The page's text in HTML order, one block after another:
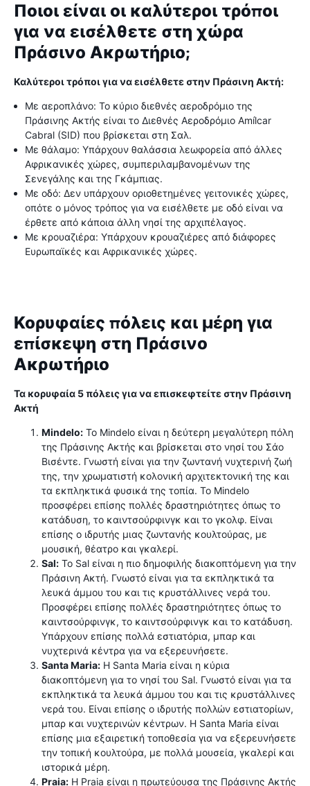
Ποιοι είναι οι καλύτεροι τρόποι
για να εισέλθετε στη χώρα
Πράσινο Ακρωτήριο;
Καλύτεροι τρόποι για να εισέλθετε στην Πράσινη Ακτή:
Με αεροπλάνο: Το κύριο διεθνές αεροδρόμιο της
Πράσινης Ακτής είναι το Διεθνές Αεροδρόμιο Amílcar
Cabral (SID) που βρίσκεται στη Σαλ.
Με θάλαμο: Υπάρχουν θαλάσσια λεωφορεία από άλλες
Αφρικανικές χώρες, συμπεριλαμβανομένων της
Σενεγάλης και της Γκάμπιας.
Με οδό: Δεν υπάρχουν οριοθετημένες γειτονικές χώρες,
οπότε ο μόνος τρόπος για να εισέλθετε με οδό είναι να
έρθετε από κάποια άλλη νησί της αρχιπέλαγος.
Με κρουαζιέρα: Υπάρχουν κρουαζιέρες από διάφορες
Ευρωπαϊκές και Αφρικανικές χώρες.
Κορυφαίες πόλεις και μέρη για
επίσκεψη στη Πράσινο
Ακρωτήριο
Τα κορυφαία 5 πόλεις για να επισκεφτείτε στην Πράσινη
Ακτή
Mindelo: Το Mindelo είναι η δεύτερη μεγαλύτερη πόλη
της Πράσινης Ακτής και βρίσκεται στο νησί του Σάο
Βισέντε. Γνωστή είναι για την ζωντανή νυχτερινή ζωή
της, την χρωματιστή κολονική αρχιτεκτονική της και
τα εκπληκτικά φυσικά της τοπία. Το Mindelo
προσφέρει επίσης πολλές δραστηριότητες όπως το
κατάδυση, το καιντσούρφινγκ και το γκολφ. Είναι
επίσης ο ιδρυτής μιας ζωντανής κουλτούρας, με
μουσική, θέατρο και γκαλερί.
Sal: Το Sal είναι η πιο δημοφιλής διακοπτόμενη για την
Πράσινη Ακτή. Γνωστό είναι για τα εκπληκτικά τα
λευκά άμμου του και τις κρυστάλλινες νερά του.
Προσφέρει επίσης πολλές δραστηριότητες όπως το
καιντσούρφινγκ, το καιντσούρφινγκ και το κατάδυση.
Υπάρχουν επίσης πολλά εστιατόρια, μπαρ και
νυχτερινά κέντρα για να εξερευνήσετε.
Santa Maria: Η Santa Maria είναι η κύρια
διακοπτόμενη για το νησί του Sal. Γνωστό είναι για τα
εκπληκτικά τα λευκά άμμου του και τις κρυστάλλινες
νερά του. Είναι επίσης ο ιδρυτής πολλών εστιατορίων,
μπαρ και νυχτερινών κέντρων. Η Santa Maria είναι
επίσης μια εξαιρετική τοποθεσία για να εξερευνήσετε
την τοπική κουλτούρα, με πολλά μουσεία, γκαλερί και
ιστορικά μέρη.
Praia: Η Praia είναι η πρωτεύουσα της Πράσινης Ακτής